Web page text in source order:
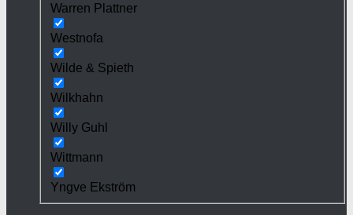
Warren Plattner
Westnofa
Wilde & Spieth
Wilkhahn
Willy Guhl
Wittmann
Yngve Ekström